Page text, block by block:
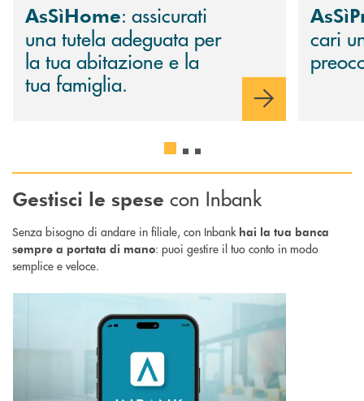
AsSìHome: assicurati
una tutela adeguata per
la tua abitazione e la
tua famiglia.
cari
Gestisci le spese con Inbank
Senza bisogno di andare in filiale, con Inbank hai la tua banca
sempre a portata di mano: puoi gestire il tuo conto in modo
semplice e veloce.
Scopri di più Inbank app : il tuo conto bancario direttamente sullo